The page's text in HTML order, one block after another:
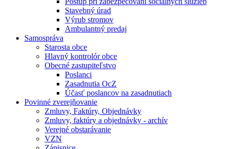
Stavebný úrad
Výrub stromov
Ambulantný predaj
Samospráva
Starosta obce
Hlavný kontrolór obce
Obecné zastupiteľstvo
Poslanci
Zasadnutia OcZ
Účasť poslancov na zasadnutiach
Povinné zverejňovanie
Zmluvy, Faktúry, Objednávky
Zmluvy, faktúry a objednávky - archív
Verejné obstarávanie
VZN